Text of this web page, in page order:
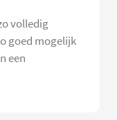
volledig
goed mogelijk
een